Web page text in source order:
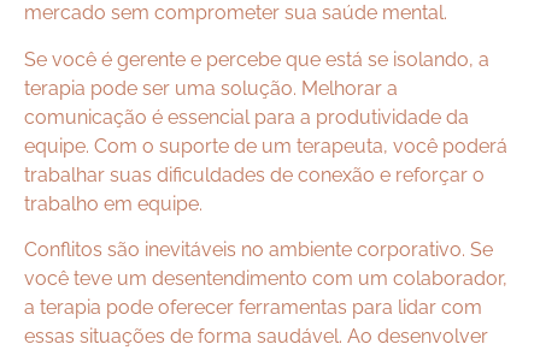
mercado sem comprometer sua saúde mental.
Se você é gerente e percebe que está se isolando, a
terapia pode ser uma solução. Melhorar a
comunicação é essencial para a produtividade da
equipe. Com o suporte de um terapeuta, você poderá
trabalhar suas dificuldades de conexão e reforçar o
trabalho em equipe.
Conflitos são inevitáveis no ambiente corporativo. Se
você teve um desentendimento com um colaborador,
a terapia pode oferecer ferramentas para lidar com
essas situações de forma saudável. Ao desenvolver